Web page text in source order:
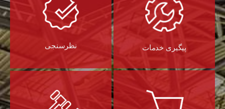
پیگیری خدمات نظرسنجی